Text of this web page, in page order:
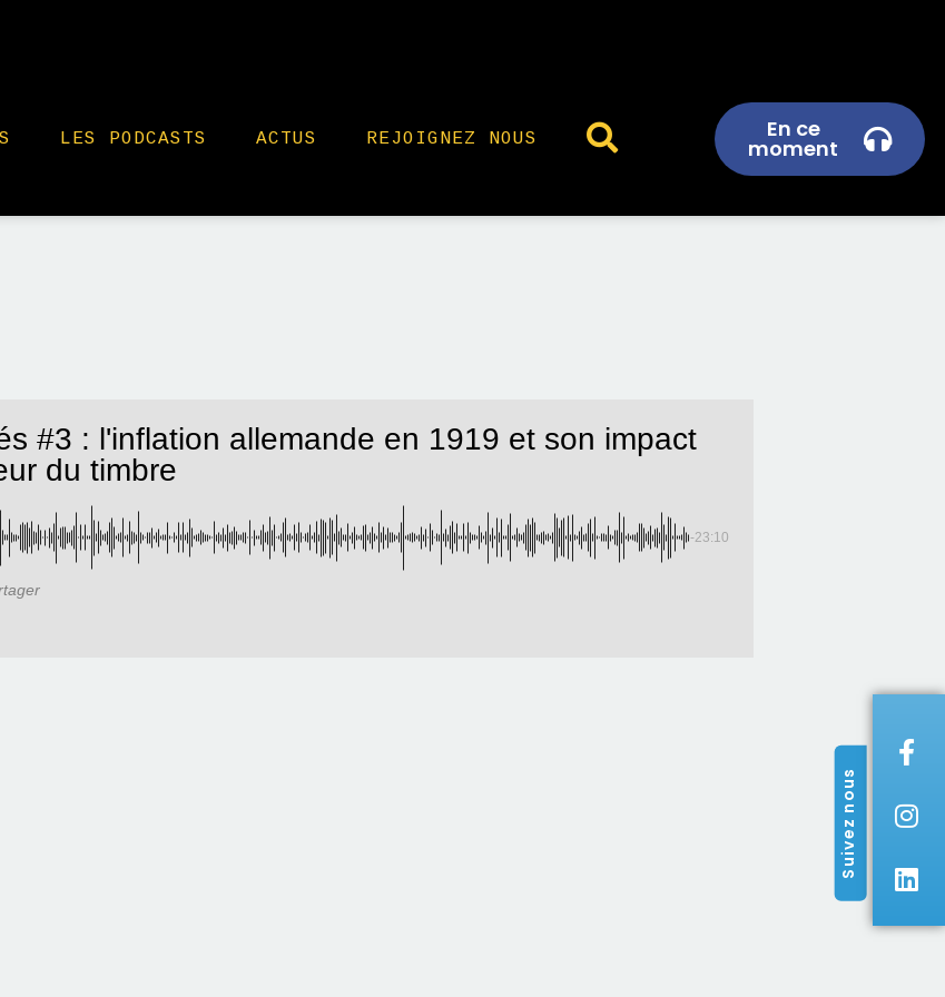
LES PODCASTS ACTUS REJOIGNEZ NOUS En ce
moment
Suivez nous
#3 : l'inflation allemande en 1919 et son impact
du timbre
-23:10